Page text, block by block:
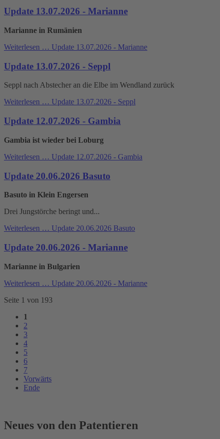
Update 13.07.2026 - Marianne
Marianne in Rumänien
Weiterlesen … Update 13.07.2026 - Marianne
Update 13.07.2026 - Seppl
Seppl nach Abstecher an die Elbe im Wendland zurück
Weiterlesen … Update 13.07.2026 - Seppl
Update 12.07.2026 - Gambia
Gambia ist wieder bei Loburg
Weiterlesen … Update 12.07.2026 - Gambia
Update 20.06.2026 Basuto
Basuto in Klein Engersen
Drei Jungstörche beringt und...
Weiterlesen … Update 20.06.2026 Basuto
Update 20.06.2026 - Marianne
Marianne in Bulgarien
Weiterlesen … Update 20.06.2026 - Marianne
Seite 1 von 193
1
2
3
4
5
6
7
Vorwärts
Ende
Neues von den Patentieren